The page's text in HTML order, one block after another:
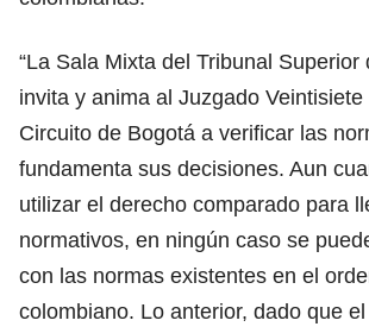
“La Sala Mixta del Tribunal Superior
invita y anima al Juzgado Veintisiete
Circuito de Bogotá a verificar las
fundamenta sus decisiones. Aun
utilizar el derecho comparado para
normativos, en ningún caso se
con las normas existentes en el
colombiano. Lo anterior, dado que